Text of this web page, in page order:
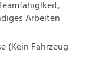
Arbeiten
(Kein Fahrzeug